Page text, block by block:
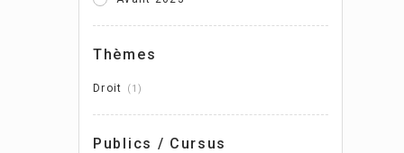
Thèmes
Droit 1
Publics / Cursus